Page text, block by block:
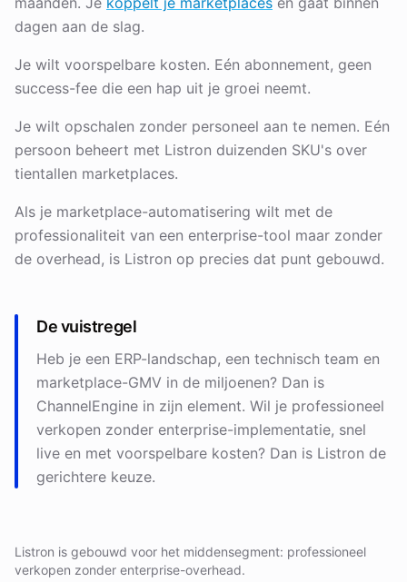
dagen aan de slag.
Je wilt voorspelbare kosten. Eén abonnement, geen
success-fee die een hap uit je groei neemt.
Je wilt opschalen zonder personeel aan te nemen. Eén
persoon beheert met Listron duizenden SKU's over
tientallen marketplaces.
Als je marketplace-automatisering wilt met de
professionaliteit van een enterprise-tool maar zonder
de overhead, is Listron op precies dat punt gebouwd.
De vuistregel
Heb je een ERP-landschap, een technisch team en
marketplace-GMV in de miljoenen? Dan is
ChannelEngine in zijn element. Wil je professioneel
verkopen zonder enterprise-implementatie, snel
live en met voorspelbare kosten? Dan is Listron de
gerichtere keuze.
Listron is gebouwd voor het middensegment: professioneel
verkopen zonder enterprise-overhead.